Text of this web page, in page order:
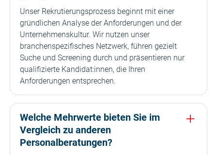
Unser Rekrutierungsprozess beginnt mit einer
gründlichen Analyse der Anforderungen und der
Unternehmenskultur. Wir nutzen unser
branchenspezifisches Netzwerk, führen gezielt
Suche und Screening durch und präsentieren nur
qualifizierte Kandidat:innen, die Ihren
Anforderungen entsprechen.
Welche Mehrwerte bieten Sie im
Vergleich zu anderen
Personalberatungen?